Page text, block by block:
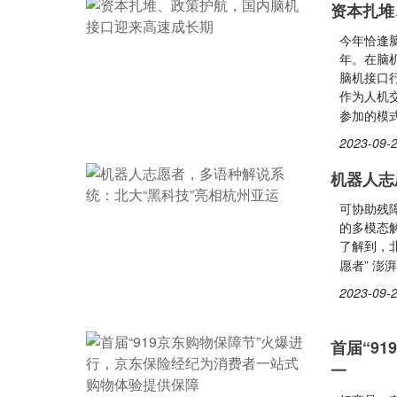
资本扎
今年恰逢
年。在脑
脑机接口
作为人机
参加的模
2023-09-
机器人
可协助残
的多模态
了解到，
愿者” 澎
2023-09-
首届
一